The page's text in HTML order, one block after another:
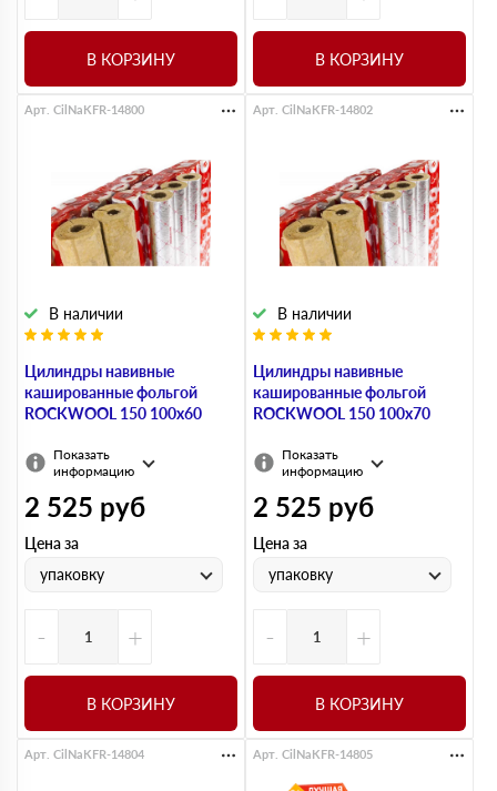
В КОРЗИНУ В КОРЗИНУ
Цилиндры навивные
кашированные фольгой
ROCKWOOL 150 100х60
В наличии
Арт. CilNaKFR-14800
Показать
информацию
2 525 руб
Цена за
упаковку
- +
В КОРЗИНУ
Цилиндры навивные
кашированные фольгой
ROCKWOOL 150 100х70
В наличии
Арт. CilNaKFR-14802
Показать
информацию
2 525 руб
Цена за
упаковку
- +
В КОРЗИНУ
Арт. CilNaKFR-14804 Арт. CilNaKFR-14805